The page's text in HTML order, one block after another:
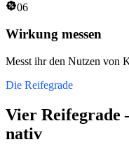
06
Wirkung messen
Messt ihr den Nutzen von
Die Reifegrade
Vier
nativ